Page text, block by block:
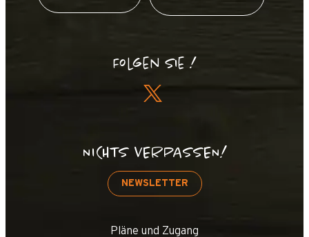
Folgen Sie !
NICHTS VERPASSEN!
NEWSLETTER
Pläne und Zugang